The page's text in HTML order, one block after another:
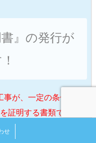
書』の発行が
が、一定の条件を満
証明する書類です。
せ